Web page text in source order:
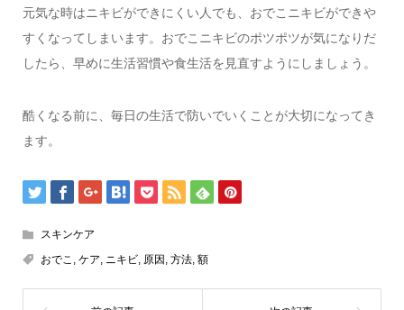
元気な時はニキビができにくい人でも、おでこニキビができや
すくなってしまいます。おでこニキビのポツポツが気になりだ
したら、早めに生活習慣や食生活を見直すようにしましょう。
酷くなる前に、毎日の生活で防いでいくことが大切になってき
ます。
スキンケア
おでこ , ケア, ニキビ, 原因 , 方法, 額